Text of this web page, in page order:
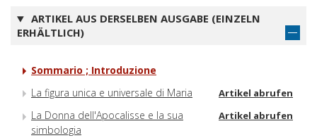
ARTIKEL AUS DERSELBEN AUSGABE (EINZELN
ERHÄLTLICH)
Sommario ; Introduzione
La figura unica e universale di Maria
Artikel abrufen
La Donna dell'Apocalisse e la sua
simbologia
Artikel abrufen